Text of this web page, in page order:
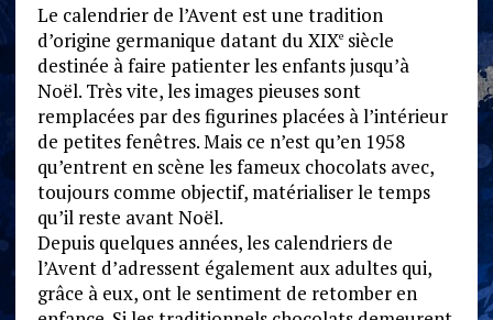
Le calendrier de l’Avent est une tradition
d’origine germanique datant du XIXesiècle
destinée à faire patienter les enfants jusqu’à
Noël. Très vite, les images pieuses sont
remplacées par des figurines placées à l’intérieur
de petites fenêtres. Mais ce n’est qu’en 1958
qu’entrent en scène les fameux chocolats avec,
toujours comme objectif, matérialiser le temps
qu’il reste avant Noël.
Depuis quelques années, les calendriers de
l’Avent d’adressent également aux adultes qui,
grâce à eux, ont le sentiment de retomber en